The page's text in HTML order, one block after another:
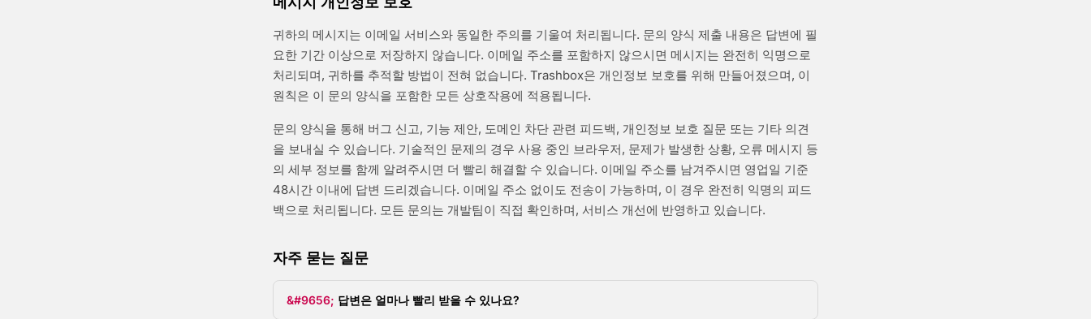
귀하의 메시지는 이메일 서비스와 동일한 주의를 기울여 처리됩니다. 문의 양식 제출 내용은 답변에 필
요한 기간 이상으로 저장하지 않습니다. 이메일 주소를 포함하지 않으시면 메시지는 완전히 익명으로
처리되며, 귀하를 추적할 방법이 전혀 없습니다. Trashbox은 개인정보 보호를 위해 만들어졌으며, 이
원칙은 이 문의 양식을 포함한 모든 상호작용에 적용됩니다.
문의 양식을 통해 버그 신고, 기능 제안, 도메인 차단 관련 피드백, 개인정보 보호 질문 또는 기타 의견
을 보내실 수 있습니다. 기술적인 문제의 경우 사용 중인 브라우저, 문제가 발생한 상황, 오류 메시지 등
의 세부 정보를 함께 알려주시면 더 빨리 해결할 수 있습니다. 이메일 주소를 남겨주시면 영업일 기준
48시간 이내에 답변 드리겠습니다. 이메일 주소 없이도 전송이 가능하며, 이 경우 완전히 익명의 피드
백으로 처리됩니다. 모든 문의는 개발팀이 직접 확인하며, 서비스 개선에 반영하고 있습니다.
자주 묻는 질문
답변은 얼마나 빨리 받을 수 있나요?